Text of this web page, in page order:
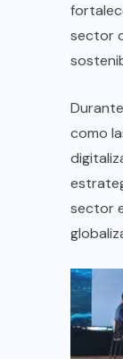
sector
como
sector